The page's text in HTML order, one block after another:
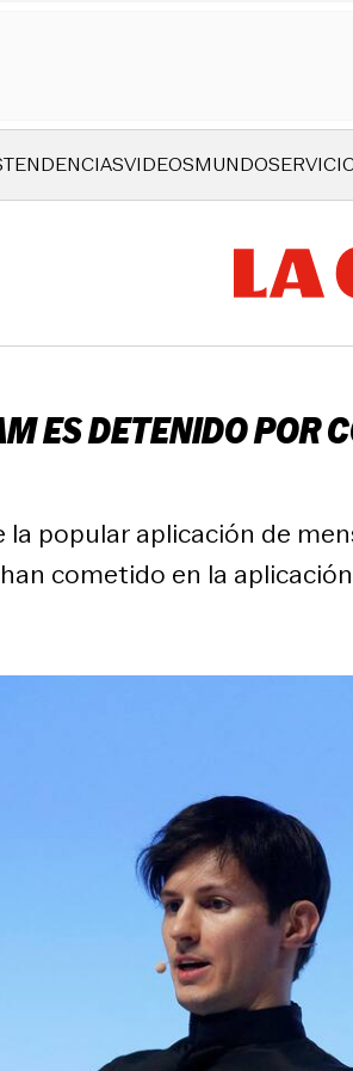
TENDENCIASVIDEOSMUNDO
ES DETENIDO POR
la popular aplicación de
cometido en la